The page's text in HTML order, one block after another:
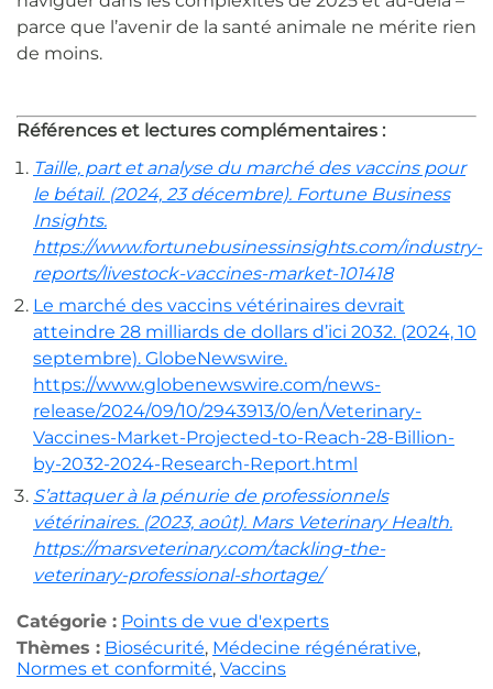
parce que l’avenir de la santé animale ne mérite rien
de moins.
Références et lectures complémentaires :
Taille, part et analyse du marché des vaccins pour
le bétail. (2024, 23 décembre). Fortune Business
Insights.
https://www.fortunebusinessinsights.com/industry-
reports/livestock-vaccines-market-101418
Le marché des vaccins vétérinaires devrait
atteindre 28 milliards de dollars d’ici 2032. (2024, 10
septembre). GlobeNewswire.
https://www.globenewswire.com/news-
release/2024/09/10/2943913/0/en/Veterinary-
Vaccines-Market-Projected-to-Reach-28-Billion-
by-2032-2024-Research-Report.html
S’attaquer à la pénurie de professionnels
vétérinaires. (2023, août). Mars Veterinary Health.
https://marsveterinary.com/tackling-the-
veterinary-professional-shortage/
Catégorie : Points de vue d'experts
Thèmes : Biosécurité, Médecine régénérative,
Normes et conformité, Vaccins